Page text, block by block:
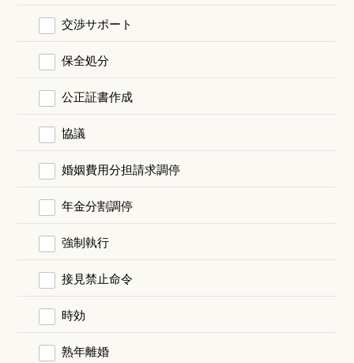
交渉サポート
保全処分
公正証書作成
協議
婚姻費用分担請求調停
年金分割調停
強制執行
接見禁止命令
時効
熟年離婚